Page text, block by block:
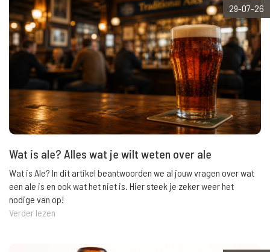
29-07-26
Wat is ale? Alles wat je wilt weten over ale
Wat is Ale? In dit artikel beantwoorden we al jouw vragen over wat
een ale is en ook wat het niet is. Hier steek je zeker weer het
nodige van op!
Verder lezen